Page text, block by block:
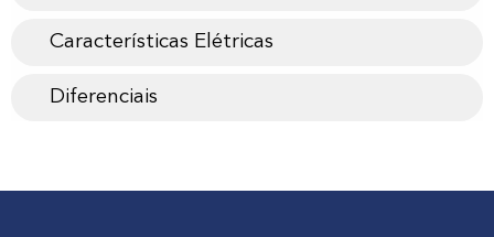
Características Elétricas
Diferenciais